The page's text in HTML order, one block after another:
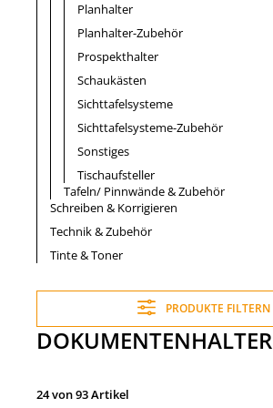
Planhalter
Planhalter-Zubehör
Prospekthalter
Schaukästen
Sichttafelsysteme
Sichttafelsysteme-Zubehör
Sonstiges
Tischaufsteller
Tafeln/ Pinnwände & Zubehör
Schreiben & Korrigieren
Technik & Zubehör
Tinte & Toner
PRODUKTE FILTERN
DOKUMENTENHALTER
24 von 93 Artikel